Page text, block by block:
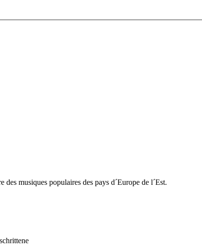
musiques populaires des pays d´Europe de l´Est.